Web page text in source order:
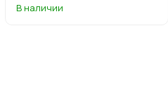
В наличии